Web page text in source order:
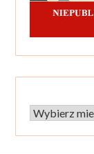
Archiwum